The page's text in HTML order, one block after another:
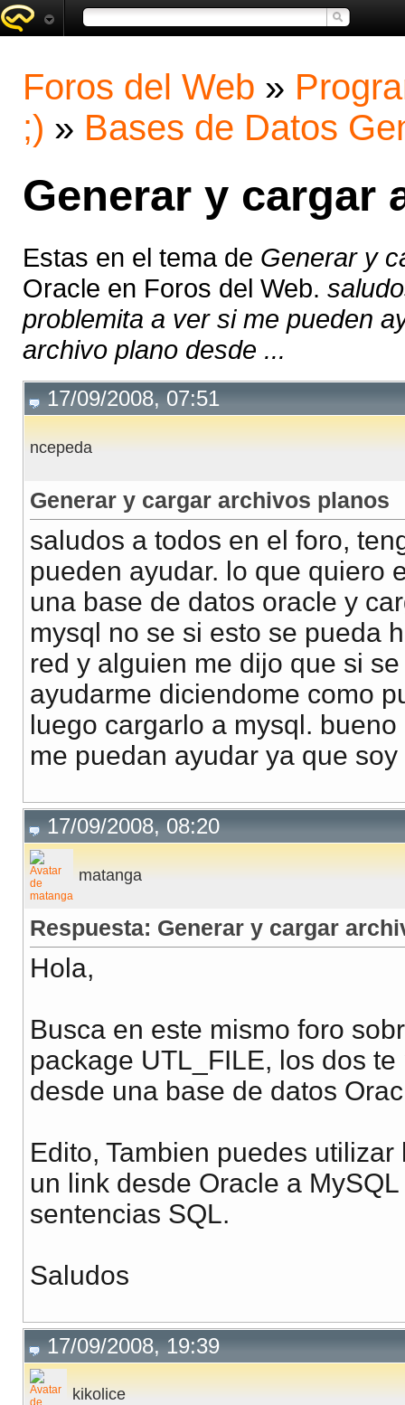
Foros del Web »
;) » Bases de Datos
Generar y cargar
Estas en el tema de Generar y
Oracle en Foros del Web.
problemita a ver si me pueden
archivo plano desde ...
17/09/2008, 07:51
ncepeda
Generar y cargar archivos planos
saludos a todos en el foro,
pueden ayudar. lo que quiero
una base de datos oracle y
mysql no se si esto se pueda
red y alguien me dijo que si
ayudarme diciendome como
luego cargarlo a mysql.
me puedan ayudar ya que
17/09/2008, 08:20
matanga
Respuesta: Generar y cargar
Hola,
Busca en este mismo foro
package UTL_FILE, los dos
desde una base de datos
Edito, Tambien puedes
un link desde Oracle a
sentencias SQL.
Saludos
17/09/2008, 19:39
kikolice